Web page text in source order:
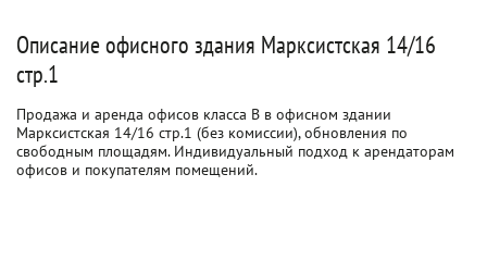
Описание офисного здания Марксистская 14/16
стр.1
Продажа и аренда офисов класса B в офисном здании
Марксистская 14/16 стр.1 (без комиссии), обновления по
свободным площадям. Индивидуальный подход к арендаторам
офисов и покупателям помещений.